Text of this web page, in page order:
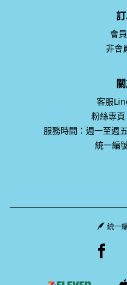
會
非會
客服
粉絲專
服務時間：週一至週
統一編
統一